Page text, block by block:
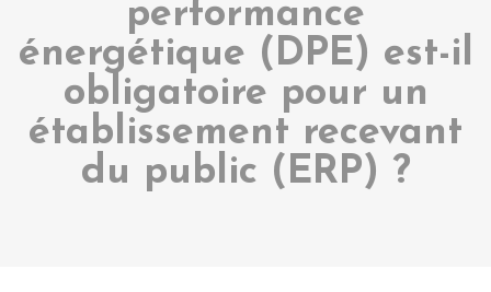
performance
énergétique (DPE) est-il
obligatoire pour un
établissement recevant
du public (ERP) ?